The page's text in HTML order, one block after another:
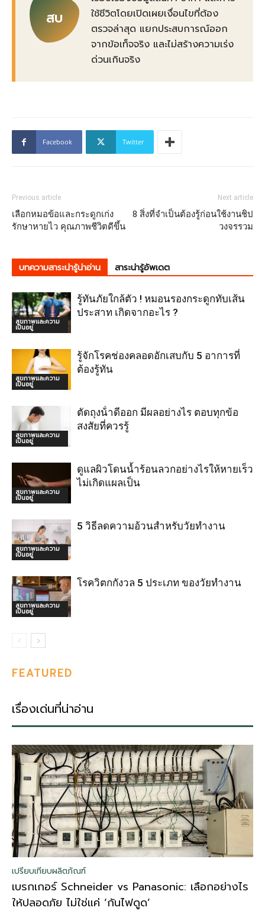
สบ
ใช้ชีวิตโดยเปิดเผยเงื่อนไขที่ต้อง
ตรวจล่าสุด แยกประสบการณ์ออก
จากข้อเท็จจริง และไม่สร้างความเร่ง
ด่วนเกินจริง
Facebook Twitter
Previous article
เลือกหมอข้อและกระดูกเก่ง
รักษาหายไว คุณภาพชีวิตดีขึ้น
Next article
8 สิ่งที่จำเป็นต้องรู้ก่อนใช้งานชิป
วงจรรวม
บทความสาระน่ารู้น่าอ่าน สาระน่ารู้อัพเดต
สุขภาพและความ
เป็นอยู่
รู้ทันภัยใกล้ตัว ! หมอนรองกระดูกทับเส้น
ประสาท เกิดจากอะไร ?
สุขภาพและความ
เป็นอยู่
รู้จักโรคช่องคลอดอักเสบกับ 5 อาการที่
ต้องรู้ทัน
สุขภาพและความ
เป็นอยู่
ตัดถุงน้ําดีออก มีผลอย่างไร ตอบทุกข้อ
สงสัยที่ควรรู้
สุขภาพและความ
เป็นอยู่
ดูแลผิวโดนน้ำร้อนลวกอย่างไรให้หายเร็ว
ไม่เกิดแผลเป็น
สุขภาพและความ
เป็นอยู่
5 วิธีลดความอ้วนสำหรับวัยทำงาน
สุขภาพและความ
เป็นอยู่
โรควิตกกังวล 5 ประเภท ของวัยทำงาน
FEATURED
เรื่องเด่นที่น่าอ่าน
เปรียบเทียบผลิตภัณฑ์
เบรกเกอร์ Schneider vs Panasonic: เลือกอย่างไร
ให้ปลอดภัย ไม่ใช่แค่ ‘กันไฟดูด’